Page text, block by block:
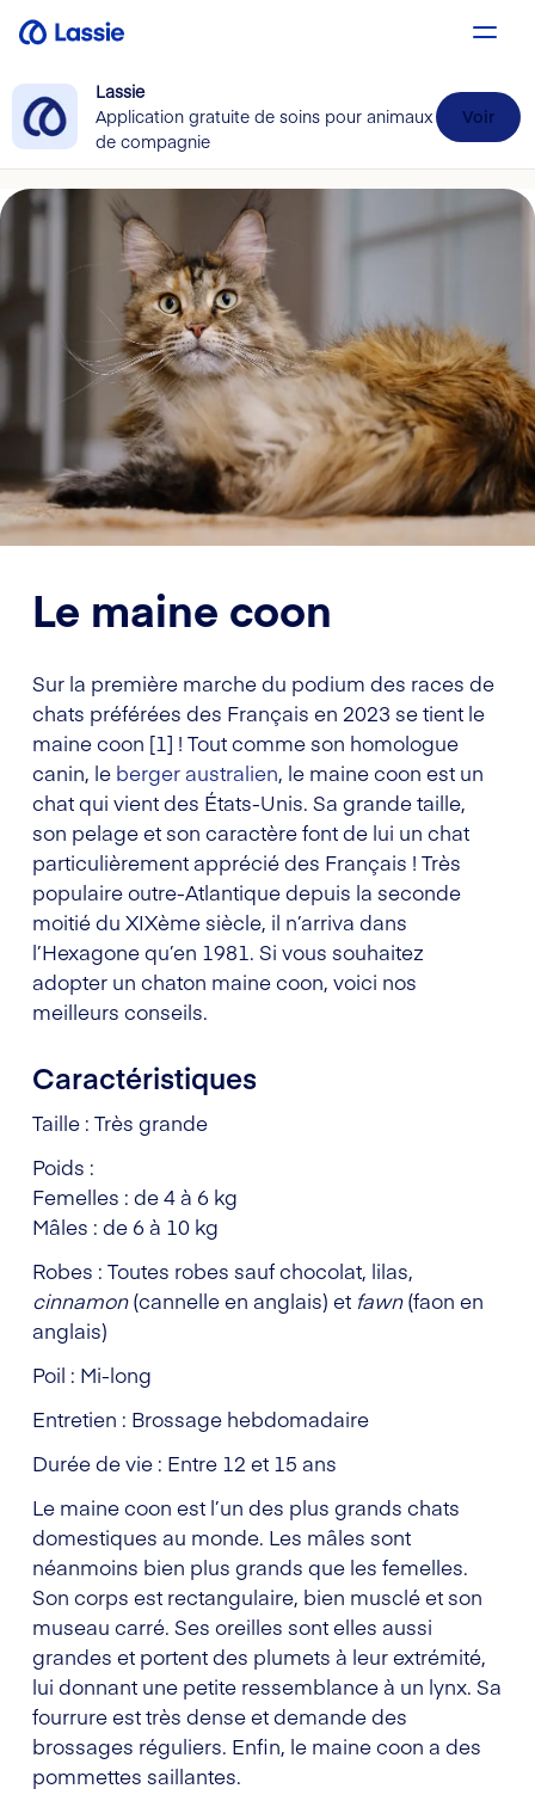
Lassie
Application gratuite de soins pour animaux
de compagnie
Voir
Le maine coon
Sur la première marche du podium des races de
chats préférées des Français en 2023 se tient le
maine coon [1] ! Tout comme son homologue
canin, le berger australien, le maine coon est un
chat qui vient des États-Unis. Sa grande taille,
son pelage et son caractère font de lui un chat
particulièrement apprécié des Français ! Très
populaire outre-Atlantique depuis la seconde
moitié du XIXème siècle, il n’arriva dans
l’Hexagone qu’en 1981. Si vous souhaitez
adopter un chaton maine coon, voici nos
meilleurs conseils.
Caractéristiques
Taille : Très grande
Poids :
Femelles : de 4 à 6 kg
Mâles : de 6 à 10 kg
Robes : Toutes robes sauf chocolat, lilas,
cinnamon(cannelle en anglais) et fawn(faon en
anglais)
Poil : Mi-long
Entretien : Brossage hebdomadaire
Durée de vie : Entre 12 et 15 ans
Le maine coon est l’un des plus grands chats
domestiques au monde. Les mâles sont
néanmoins bien plus grands que les femelles.
Son corps est rectangulaire, bien musclé et son
museau carré. Ses oreilles sont elles aussi
grandes et portent des plumets à leur extrémité,
lui donnant une petite ressemblance à un lynx. Sa
fourrure est très dense et demande des
brossages réguliers. Enfin, le maine coon a des
pommettes saillantes.